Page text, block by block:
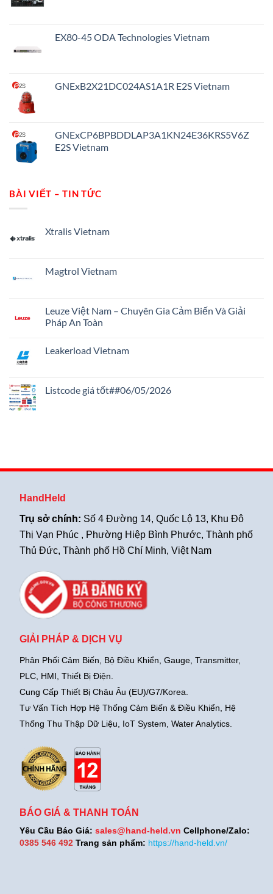
EX80-45 ODA Technologies Vietnam
GNExB2X21DC024AS1A1R E2S Vietnam
GNExCP6BPBDDLAP3A1KN24E36KRS5V6Z
E2S Vietnam
BÀI VIẾT – TIN TỨC
Xtralis Vietnam
luận
ởMagtrol Vietnam
luận
ở
Magtrol
Vietnam
Leuze Việt Nam – Chuyên Gia Cảm Biến Và Giải
Pháp An Toàn
bình
Nam
Toàn
Leakerload Vietnam
luận
ởListcode giá tốt##06/05/2026
HandHeld
Trụ sở chính: Số 4 Đường 14, Quốc Lộ 13, Khu Đô
Thị Vạn Phúc , Phường Hiệp Bình Phước, Thành phố
Thủ Đức, Thành phố Hồ Chí Minh, Việt Nam
GIẢI PHÁP & DỊCH VỤ
Phân Phối Cảm Biến, Bộ Điều Khiển, Gauge, Transmitter,
PLC, HMI, Thiết Bị Điện.
Cung Cấp Thiết Bị Châu Âu (EU)/G7/Korea.
Tư Vấn Tích Hợp Hệ Thống Cảm Biến & Điều Khiển, Hệ
Thống Thu Thập Dữ Liệu, IoT System, Water Analytics.
BÁO GIÁ & THANH TOÁN
Yêu Cầu Báo Giá: sales@hand-held.vn Cellphone/Zalo:
0385 546 492Trang sản phẩm: https://hand-held.vn/